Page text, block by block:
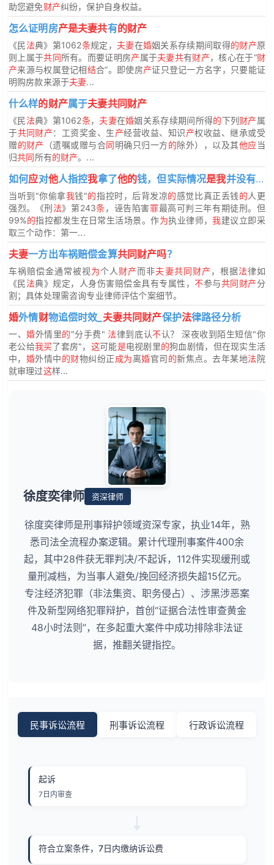
助您避免财产纠纷，保护自身权益。
怎么证明房产是夫妻共有的财产
《民法典》第1062条规定， 夫妻在婚姻关系存续期间取得的财产原
则上属于共同所有。而要证明房产属于夫妻共有财产，核心在于“财
产来源与权属登记相结合”。即使房产证只登记一方名字，只要能证
明购房款来源于夫妻...
什么样的财产属于夫妻共同财产
《民法典》第1062条， 夫妻在婚姻关系存续期间所得的下列财产属
于共同财产：工资奖金、生产经营收益、知识产权收益、继承或受
赠的财产 （遗嘱或赠与合同明确只归一方的除外），以及其他应当
归共同所有的财产。...
如何应对他人指控我拿了他的钱，但实际情况是我并没有？
当听到"你偷拿我钱"的指控时，后背发凉的感觉比真正丢钱的人更
强烈。《刑法》第243条，诬告陷害罪最高可判三年有期徒刑。但
99%的指控都发生在日常生活场景。作为执业律师，我建议立即采
取三个动作：第一...
夫妻一方出车祸赔偿金算共同财产吗？
车祸赔偿金通常被视为个人 财产而非夫妻共同财产 ，根据法律如
《民法典》规定，人身伤害赔偿金具有专属性，不参与共同财产分
割；具体处理需咨询专业律师评估个案细节。
婚外情财物追偿时效_ 夫妻共同财产保护法律路径分析
一、婚外情里的"分手费" 法律到底认不认？ 深夜收到陌生短信"你
老公给我买了套房"， 这可能是电视剧里的狗血剧情，但在现实生活
中， 婚外情中的财物纠纷正成为离婚官司的新焦点。去年某地法院
就审理过这样...
徐度奕律师 资深律师
徐度奕律师是刑事辩护领域资深专家，执业14年，熟
悉司法全流程办案逻辑。累计代理刑事案件400余
起，其中28件获无罪判决/不起诉，112件实现缓刑或
量刑减档，为当事人避免/挽回经济损失超15亿元。
专注经济犯罪（非法集资、职务侵占）、涉黑涉恶案
件及新型网络犯罪辩护，首创“证据合法性审查黄金
48小时法则”，在多起重大案件中成功排除非法证
据，推翻关键指控。
民事诉讼流程 刑事诉讼流程 行政诉讼流程
起诉
7日内审查
符合立案条件，7日内缴纳诉讼费